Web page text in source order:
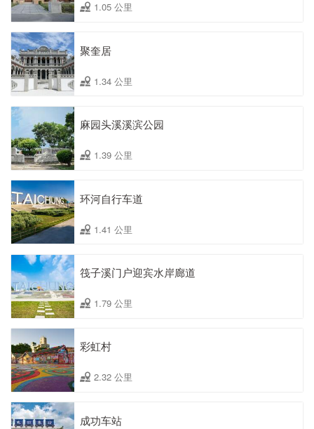
1.05 公里
聚奎居
1.34 公里
麻园头溪溪滨公园
1.39 公里
环河自行车道
1.41 公里
筏子溪门户迎宾水岸廊道
1.79 公里
彩虹村
2.32 公里
成功车站